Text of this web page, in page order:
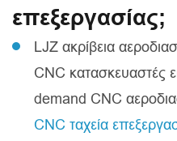
επεξεργασίας;
LJZ ακρίβεια
CNC κατασκευαστές
demand CNC
CNC ταχεία